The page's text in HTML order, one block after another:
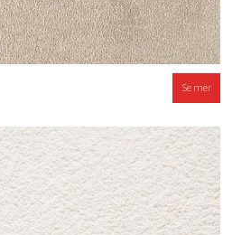
Se mer